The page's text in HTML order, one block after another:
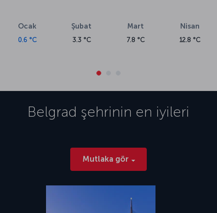
Ocak
0.6 °C
Şubat
3.3 °C
Mart
7.8 °C
Nisan
12.8 °C
Belgrad şehrinin en iyileri
Mutlaka gör